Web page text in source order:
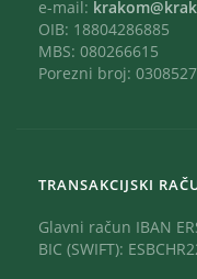
e-mail:
OIB: 18804286885
MBS: 080266615
Porezni broj:
TRANSAKCIJSKI
Glavni račun IBAN
BIC (SWIFT):